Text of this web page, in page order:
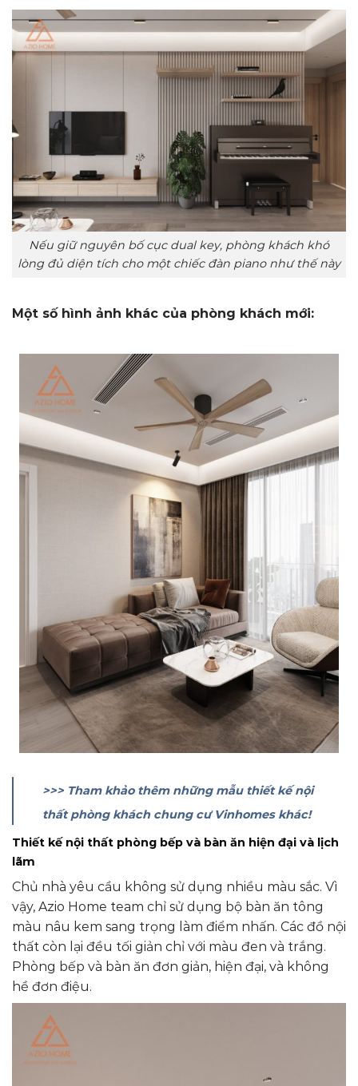
Nếu giữ nguyên bố cục dual key, phòng khách khó
lòng đủ diện tích cho một chiếc đàn piano như thế này
Một số hình ảnh khác của phòng khách mới:
>>> Tham khảo thêm những mẫu thiết kế nội
thất phòng khách chung cư Vinhomes khác!
Thiết kế nội thất phòng bếp và bàn ăn hiện đại và lịch
lãm
Chủ nhà yêu cầu không sử dụng nhiều màu sắc. Vì
vậy, Azio Home team chỉ sử dụng bộ bàn ăn tông
màu nâu kem sang trọng làm điểm nhấn. Các đồ nội
thất còn lại đều tối giản chỉ với màu đen và trắng.
Phòng bếp và bàn ăn đơn giản, hiện đại, và không
hề đơn điệu.